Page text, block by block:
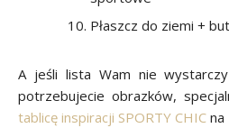
Płaszcz do ziemi +
A jeśli lista Wam nie
potrzebujecie obrazków,
tablicę inspiracji SPORTY CHIC na